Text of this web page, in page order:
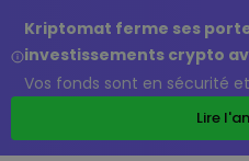
Kriptomat ferme ses
investissements crypto
Vos fonds sont en sécurité
Lire